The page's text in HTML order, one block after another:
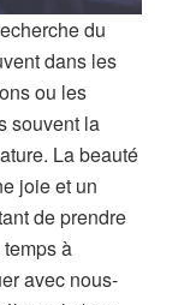
du
dans les
ou les
souvent la
La beauté
joie et un
de prendre
à
avec nous-